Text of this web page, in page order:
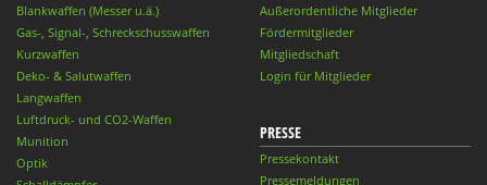
Blankwaffen (Messer u.ä.)
Gas-, Signal-, Schreckschusswaffen
Kurzwaffen
Deko- & Salutwaffen
Langwaffen
Luftdruck- und CO2-Waffen
Munition
Optik
Außerordentliche Mitglieder
Fördermitglieder
Mitgliedschaft
Login für Mitglieder
PRESSE
Pressekontakt
Pressemeldungen